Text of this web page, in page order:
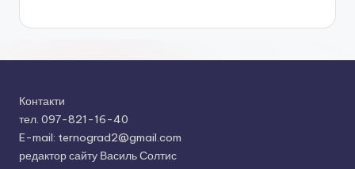
Контакти
тел. 097-821-16-40
E-mail: ternograd2@gmail.com
редактор сайту Василь Солтис